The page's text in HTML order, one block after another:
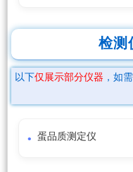
检测
以下仅展示部分仪器 ，如
蛋品质测定仪